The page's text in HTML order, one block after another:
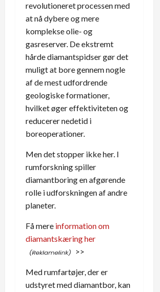
revolutioneret processen med
at nå dybere og mere
komplekse olie- og
gasreserver. De ekstremt
hårde diamantspidser gør det
muligt at bore gennem nogle
af de mest udfordrende
geologiske formationer,
hvilket øger effektiviteten og
reducerer nedetid i
boreoperationer.
Men det stopper ikke her. I
rumforskning spiller
diamantboring en afgørende
rolle i udforskningen af andre
planeter.
Få mere information om
diamantskæring her
>>
Med rumfartøjer, der er
udstyret med diamantbor, kan